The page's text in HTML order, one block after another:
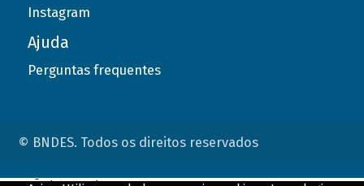
Instagram
Ajuda
Perguntas frequentes
© BNDES. Todos os direitos reservados